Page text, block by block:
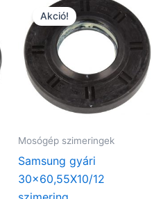
Akció!
Mosógép szimeringek
Samsung gyári
30×60,55X10/12